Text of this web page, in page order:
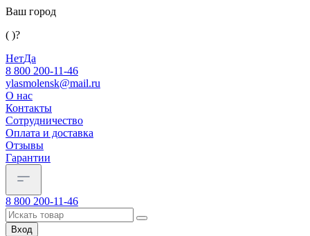
Ваш город
( )?
НетДа
8 800 200-11-46
ylasmolensk@mail.ru
О нас
Контакты
Сотрудничество
Оплата и доставка
Отзывы
Гарантии
8 800 200-11-46
Вход